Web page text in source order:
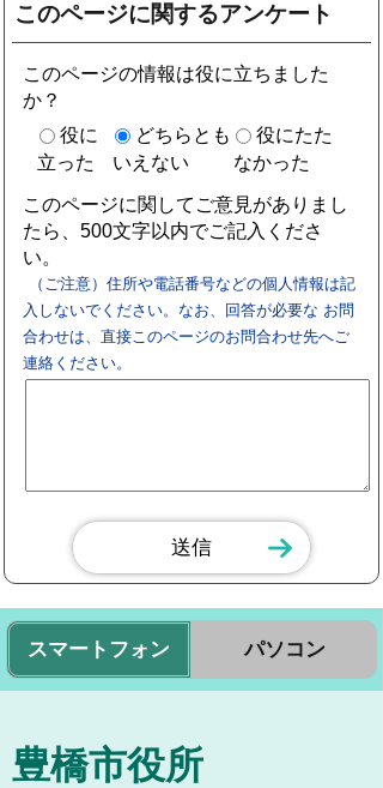
このページに関するアンケート
このページの情報は役に立ちました
か？
役に
立った
どちらとも
いえない
役にたた
なかった
このページに関してご意見がありまし
たら、500文字以内でご記入くださ
い。
（ご注意）住所や電話番号などの個人情報は記
入しないでください。なお、回答が必要な お問
合わせは、直接このページのお問合わせ先へご
連絡ください。
スマートフォン パソコン
豊橋市役所